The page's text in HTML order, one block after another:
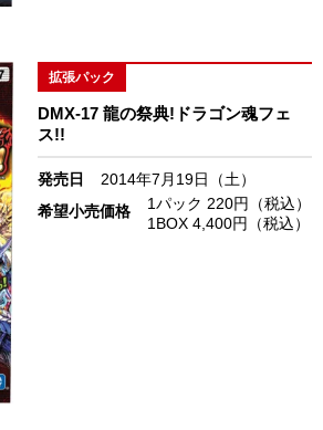
拡張パック
DMX-17 龍の祭典!ドラゴン魂フェ
ス!!
発売日
2014年7月19日（土）
希望小売価格
1パック 220円（税込）
1BOX 4,400円（税込）